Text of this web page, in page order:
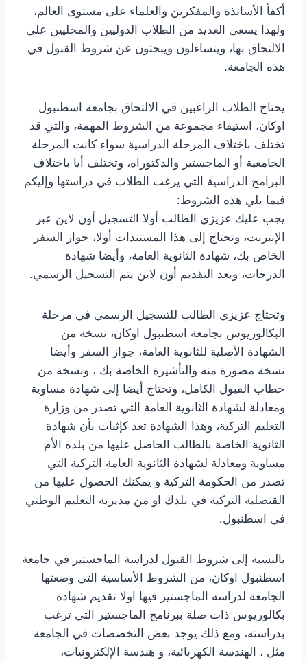
أكفأ الأساتذة والمفكرين والعلماء على مستوى العالم،
ولهذا يسعى العديد من الطلاب الدوليين والمحليين على
الالتحاق بها، ويتساءلون ويبحثون عن شروط القبول في
هذه الجامعة.
يحتاج الطلاب الراغبين في الالتحاق بجامعة اسطنبول
اوكان، استيفاء مجموعة من الشروط المهمة، والتي قد
تختلف باختلاف المرحلة الدراسية سواء كانت المرحلة
الجامعية أو الماجستير والدكتوراه، وتختلف أيا باختلاف
البرامج الدراسية التي يرغب الطلاب في دراستها وإليكم
فيما يلي هذه الشروط:
يجب عليك عزيزي الطالب أولا التسجيل أون لاين عبر
الإنترنت، وتحتاج إلى هذا المستندات أولا، جواز السفر
الخاص بك، شهادة الثانوية العامة، وأيضا شهادة
الدرجات، وبعد التقديم أون لاين يتم التسجيل الرسمي.
وتحتاج عزيزي الطالب للتسجيل الرسمي في مرحلة
البكالوريوس بجامعة اسطنبول اوكان، نسخة من
الشهادة الأصلية للثانوية العامة، جواز السفر وأيضا
نسخة مصورة منه والتأشيرة الخاصة بك ، ونسخة من
خطاب القبول الكامل، وتحتاج أيضا إلى شهادة مساوية
ومعادلة لشهادة الثانوية العامة التي تصدر من وزارة
التعليم التركية، وهذا الشهادة تعد كإثبات بأن شهادة
الثانوية الخاصة بالطالب الحاصل عليها من بلده الأم
مساوية ومعادلة لشهادة الثانوية العامة التركية التي
تصدر من الحكومة التركية و يمكنك الحصول عليها من
القنصلية التركية في بلدك او من مديرية التعليم الوطني
في اسطنبول.
بالنسبة إلى شروط القبول لدراسة الماجستير في جامعة
اسطنبول اوكان، من الشروط الأساسية التي وضعتها
الجامعة لدراسة الماجستير فيها اولا تقديم شهادة
بكالوريوس ذات صلة ببرنامج الماجستير التي ترغب
بدراسته، ومع ذلك يوجد بعض التخصصات في الجامعة
مثل ، الهندسة الكهربائية، و هندسة الإلكترونيات،